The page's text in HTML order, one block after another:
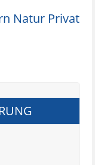
Natur Privat